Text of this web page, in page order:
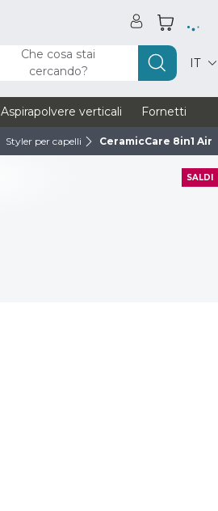
Che cosa stai
cercando?
IT
Aspirapolvere verticali Fornetti
Styler per capelli CeramicCare 8in1
SALDI